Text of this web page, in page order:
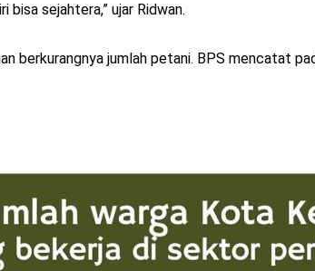
sejahtera,” ujar Ridwan.
berkurangnya jumlah petani. BPS mencatat